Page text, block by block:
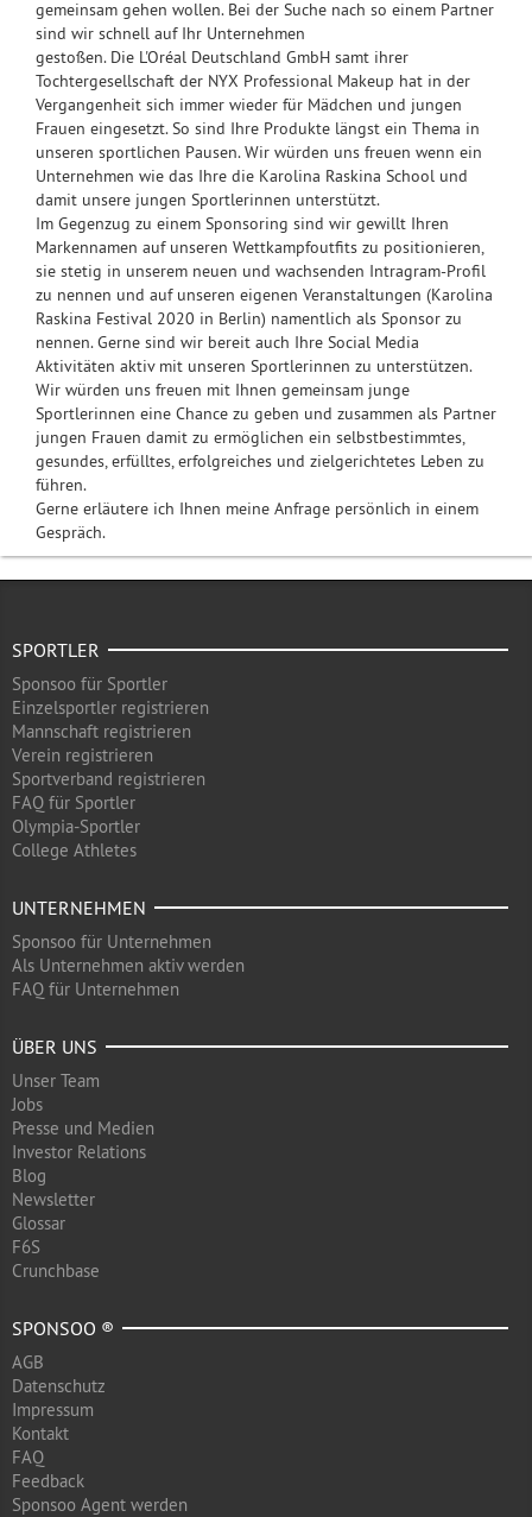
gemeinsam gehen wollen. Bei der Suche nach so einem Partner
sind wir schnell auf Ihr Unternehmen
gestoßen. Die L'Oréal Deutschland GmbH samt ihrer
Tochtergesellschaft der NYX Professional Makeup hat in der
Vergangenheit sich immer wieder für Mädchen und jungen
Frauen eingesetzt. So sind Ihre Produkte längst ein Thema in
unseren sportlichen Pausen. Wir würden uns freuen wenn ein
Unternehmen wie das Ihre die Karolina Raskina School und
damit unsere jungen Sportlerinnen unterstützt.
Im Gegenzug zu einem Sponsoring sind wir gewillt Ihren
Markennamen auf unseren Wettkampfoutfits zu positionieren,
sie stetig in unserem neuen und wachsenden Intragram-Profil
zu nennen und auf unseren eigenen Veranstaltungen (Karolina
Raskina Festival 2020 in Berlin) namentlich als Sponsor zu
nennen. Gerne sind wir bereit auch Ihre Social Media
Aktivitäten aktiv mit unseren Sportlerinnen zu unterstützen.
Wir würden uns freuen mit Ihnen gemeinsam junge
Sportlerinnen eine Chance zu geben und zusammen als Partner
jungen Frauen damit zu ermöglichen ein selbstbestimmtes,
gesundes, erfülltes, erfolgreiches und zielgerichtetes Leben zu
führen.
Gerne erläutere ich Ihnen meine Anfrage persönlich in einem
Gespräch.
SPORTLER
Sponsoo für Sportler
Einzelsportler registrieren
Mannschaft registrieren
Verein registrieren
Sportverband registrieren
FAQ für Sportler
Olympia-Sportler
College Athletes
UNTERNEHMEN
Sponsoo für Unternehmen
Als Unternehmen aktiv werden
FAQ für Unternehmen
ÜBER UNS
Unser Team
Jobs
Presse und Medien
Investor Relations
Blog
Newsletter
Glossar
F6S
Crunchbase
SPONSOO ®
AGB
Datenschutz
Impressum
Kontakt
FAQ
Feedback
Sponsoo Agent werden